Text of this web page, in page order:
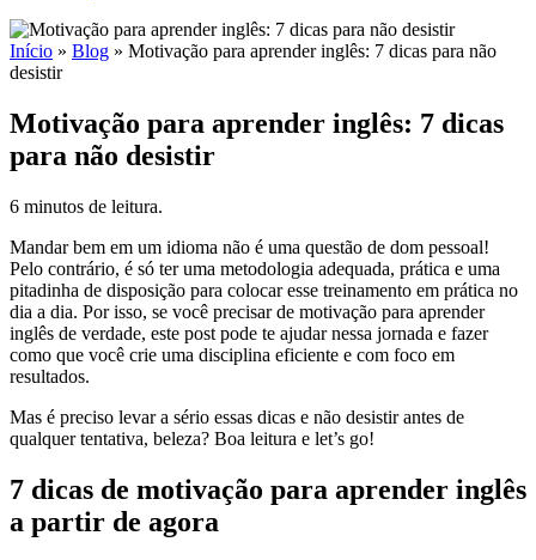
Início » Blog » Motivação para aprender inglês: 7 dicas para não
desistir
Motivação para aprender inglês: 7 dicas
para não desistir
6 minutos de leitura.
Mandar bem em um idioma não é uma questão de dom pessoal!
Pelo contrário, é só ter uma metodologia adequada, prática e uma
pitadinha de disposição para colocar esse treinamento em prática no
dia a dia. Por isso, se você precisar de motivação para aprender
inglês de verdade, este post pode te ajudar nessa jornada e fazer
como que você crie uma disciplina eficiente e com foco em
resultados.
Mas é preciso levar a sério essas dicas e não desistir antes de
qualquer tentativa, beleza? Boa leitura e let’s go!
7 dicas de motivação para aprender inglês
a partir de agora